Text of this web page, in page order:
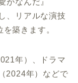
がなんだ』
、リアルな演技
築きます。
年）、ドラマ
2024年）などで